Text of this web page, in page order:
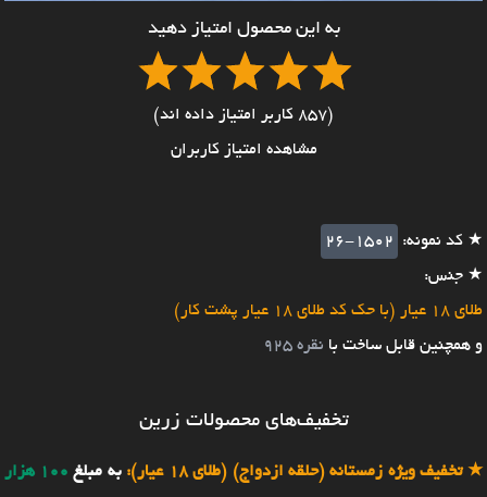
به این محصول امتیاز دهید
(857 کاربر امتیاز داده اند)
مشاهده امتیاز کاربران
★ کد نمونه:
26-1502
★ جنس:
طلای 18 عیار (با حک کد طلای 18 عیار پشت کار)
و همچنین قابل ساخت با نقره 925
تخفیف‌های محصولات زرین
★تخفیف ویژه زمستانه (حلقه ازدواج) (طلای 18 عیار): به مبلغ
100 هزار